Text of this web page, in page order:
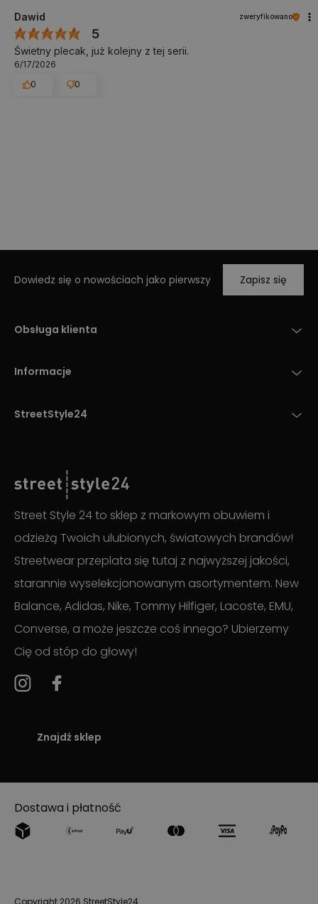
Dawid zweryfikowano
5
Świetny plecak, już kolejny z tej serii.
6/17/2026
0
0
Dowiedz się o nowościach jako pierwszy Zapisz się
Obsługa klienta
Informacje
StreetStyle24
Street Style 24 to sklep z markowym obuwiem i
odzieżą Twoich ulubionych, światowych brandów!
Streetwear przeplata się tutaj z najwyższej jakości,
starannie wyselekcjonowanym asortymentem. New
Balance, Adidas, Nike, Tommy Hilfiger, Lacoste, EMU,
Converse, a może jeszcze coś innego? Ubierzemy
Cię od stóp do głowy!
Znajdź sklep
Dostawa i płatność